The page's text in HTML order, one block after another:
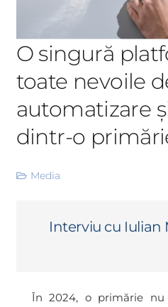
O singură
toate nevoile
automatizare
dintr-o
Media
Interviu cu Iulian
În 2024, o primărie